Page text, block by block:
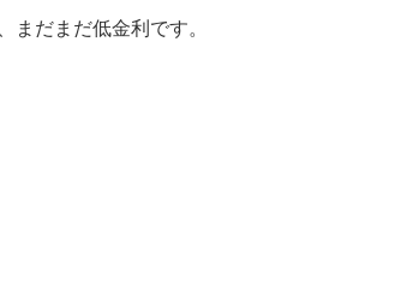
まだまだ低金利です。